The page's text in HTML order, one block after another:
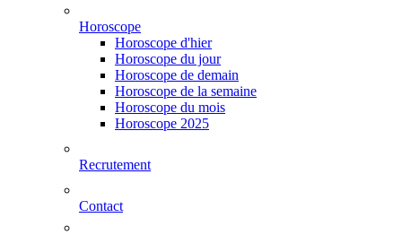
Horoscope
Horoscope d'hier
Horoscope du jour
Horoscope de demain
Horoscope de la semaine
Horoscope du mois
Horoscope 2025
Recrutement
Contact